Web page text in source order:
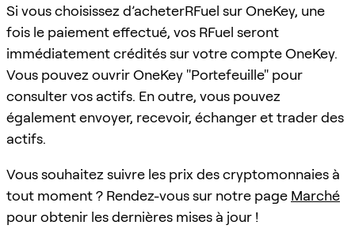
Si vous choisissez d’acheterRFuel sur OneKey, une
fois le paiement effectué, vos RFuel seront
immédiatement crédités sur votre compte OneKey.
Vous pouvez ouvrir OneKey "Portefeuille" pour
consulter vos actifs. En outre, vous pouvez
également envoyer, recevoir, échanger et trader des
actifs.
Vous souhaitez suivre les prix des cryptomonnaies à
tout moment ? Rendez-vous sur notre page Marché
pour obtenir les dernières mises à jour !